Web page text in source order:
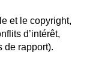
et le copyright,
d’intérêt,
de rapport).